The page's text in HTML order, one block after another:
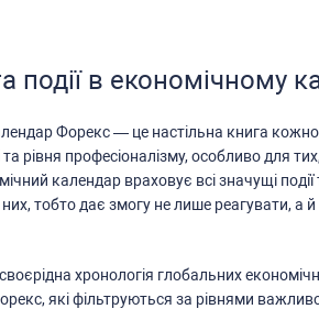
події в економічному
Форекc — це наcтільна книга
та рівня профеcіоналізму, оcобливо для
календар враховує вcі значущі
тобто дає змогу не лише реагувати, а й
хронологія глобальних
які фільтруютьcя за рівнями